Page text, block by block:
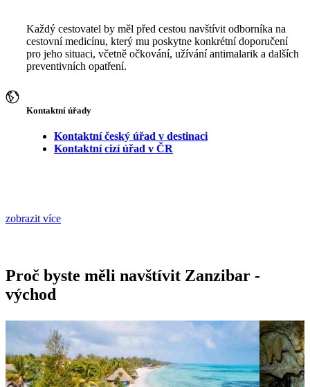
Každý cestovatel by měl před cestou navštívit odborníka na
cestovní medicínu, který mu poskytne konkrétní doporučení
pro jeho situaci, včetně očkování, užívání antimalarik a dalších
preventivních opatření.
Kontaktní úřady
Kontaktní český úřad v destinaci
Kontaktní cizí úřad v ČR
zobrazit více
Proč byste měli navštívit Zanzibar -
východ